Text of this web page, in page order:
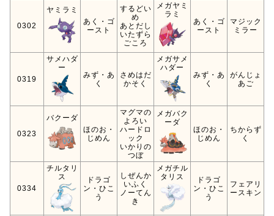
0302
ヤミラミ
あく・ゴ
ースト
するどい
め
あとだし
いたずら
ごころ
メガヤミ
ラミ
あく・ゴ
ースト
マジック
ミラー
0319
サメハダ
ー
みず・あ
く
さめはだ
かそく
メガサメ
ハダー
みず・あ
く
がんじょ
あご
0323
バクーダ
ほのお・
じめん
マグマの
よろい
ハードロ
ック
いかりの
つぼ
メガバク
ーダ
ほのお・
じめん
ちからず
く
0334
チルタリ
ス
ドラゴ
ン・ひこ
う
しぜんか
いふく
ノーてん
き
メガチル
タリス
ドラゴ
ン・ひこ
う
フェアリ
ースキン